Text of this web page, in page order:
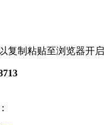
复制粘贴至浏览器开启